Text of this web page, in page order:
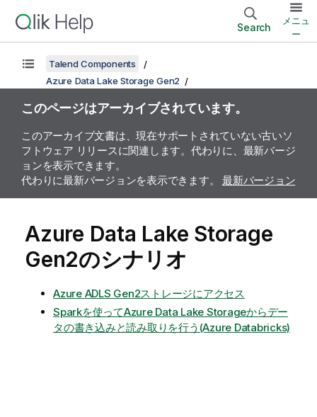
Search
メニュ
ー
Talend Components
Azure Data Lake Storage Gen2
このページはアーカイブされています。
このアーカイブ文書は、現在サポートされていない古いソ
フトウェア リリースに関連します。代わりに、最新バージ
ョンを表示できます。
代わりに最新バージョンを表示できます。 最新バージョン
Azure Data Lake Storage
Gen2のシナリオ
Azure ADLS Gen2ストレージにアクセス
Sparkを使ってAzure Data Lake Storageからデー
タの書き込みと読み取りを行う(Azure Databricks)